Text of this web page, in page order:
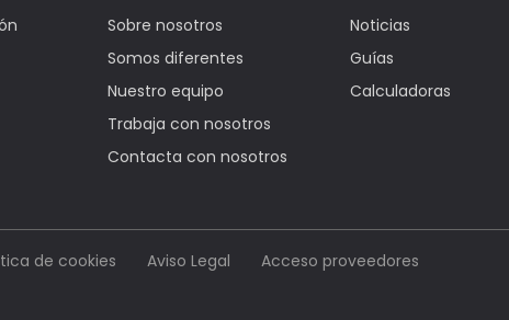
Sobre nosotros
Somos diferentes
Nuestro equipo
Trabaja con nosotros
Contacta con nosotros
Noticias
Guías
Calculadoras
de cookies Aviso Legal Acceso proveedores